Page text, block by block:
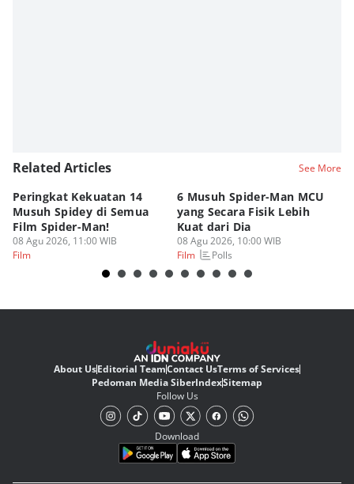
Related Articles See More
Peringkat Kekuatan 14
Musuh Spidey di Semua
Film Spider-Man!
08 Agu 2026, 11:00 WIB
Film
6 Musuh Spider-Man MCU
yang Secara Fisik Lebih
Kuat dari Dia
08 Agu 2026, 10:00 WIB
Film
Polls
About UsEditorial TeamContact UsTerms of Services
Pedoman Media SiberIndexSitemap
Follow Us
Download